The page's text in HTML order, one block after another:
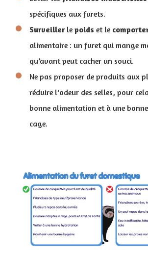
spécifiques aux furets.
Surveillerle poids et le
alimentaire : un furet qui mange
qu’avant peut cacher un souci.
Ne pas proposer de produits aux
réduire l'odeur des selles, pour
bonne alimentation et à une
cage.